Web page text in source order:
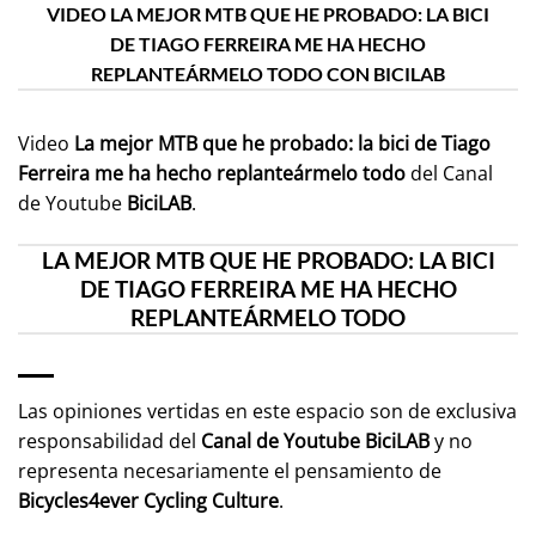
VIDEO LA MEJOR MTB QUE HE PROBADO: LA BICI
DE TIAGO FERREIRA ME HA HECHO
REPLANTEÁRMELO TODO CON BICILAB
Video La mejor MTB que he probado: la bici de Tiago
Ferreira me ha hecho replanteármelo tododel Canal
de Youtube BiciLAB.
LA MEJOR MTB QUE HE PROBADO: LA BICI
DE TIAGO FERREIRA ME HA HECHO
REPLANTEÁRMELO TODO
Las opiniones vertidas en este espacio son de exclusiva
responsabilidad del Canal de Youtube BiciLABy no
representa necesariamente el pensamiento de
Bicycles4ever Cycling Culture.